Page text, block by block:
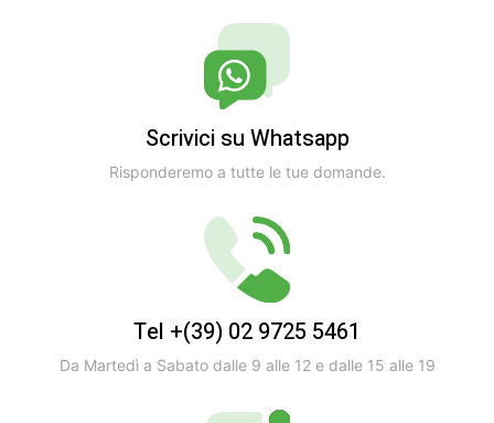
Scrivici su Whatsapp
Risponderemo a tutte le tue domande.
Tel +(39) 02 9725 5461
Da Martedì a Sabato dalle 9 alle 12 e dalle 15 alle 19